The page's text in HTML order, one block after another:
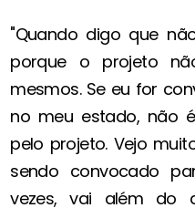
"Quando digo que
porque o projeto
mesmos. Se eu for
no meu estado, não
pelo projeto. Vejo
sendo convocado
vezes, vai além do